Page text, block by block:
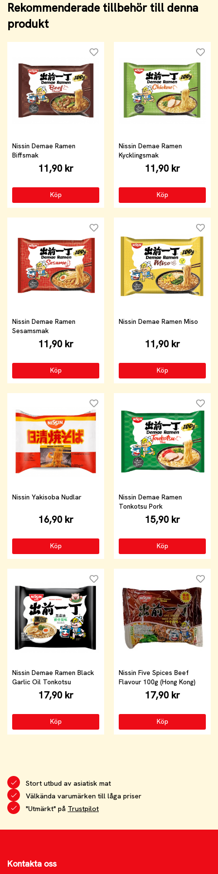
Rekommenderade tillbehör till denna
produkt
Nissin Demae Ramen
Biffsmak
11,90 kr
Köp
Nissin Demae Ramen
Kycklingsmak
11,90 kr
Köp
Nissin Demae Ramen
Sesamsmak
11,90 kr
Köp
Nissin Demae Ramen Miso
11,90 kr
Köp
Nissin Yakisoba Nudlar
16,90 kr
Köp
Nissin Demae Ramen
Tonkotsu Pork
15,90 kr
Köp
Nissin Demae Ramen Black
Garlic Oil Tonkotsu
17,90 kr
Köp
Nissin Five Spices Beef
Flavour 100g (Hong Kong)
17,90 kr
Köp
Stort utbud av asiatisk mat
Välkända varumärken till låga priser
"Utmärkt" på Trustpilot
Kontakta oss